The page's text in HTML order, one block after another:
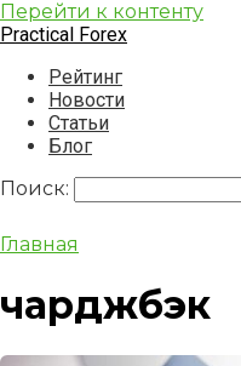
Перейти к контенту
Practical Forex
Рейтинг
Новости
Статьи
Блог
Поиск:
Главная
чарджбэк